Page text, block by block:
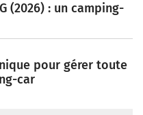
(2026) : un camping-
pour gérer toute
car